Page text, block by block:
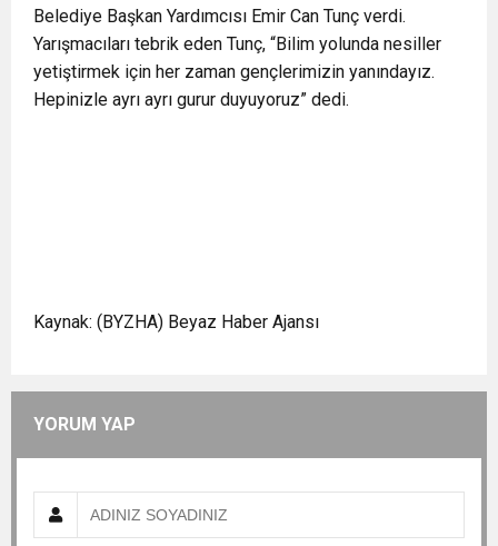
Belediye Başkan Yardımcısı Emir Can Tunç verdi.
Yarışmacıları tebrik eden Tunç, “Bilim yolunda nesiller
yetiştirmek için her zaman gençlerimizin yanındayız.
Hepinizle ayrı ayrı gurur duyuyoruz” dedi.
Kaynak: (BYZHA) Beyaz Haber Ajansı
YORUM YAP